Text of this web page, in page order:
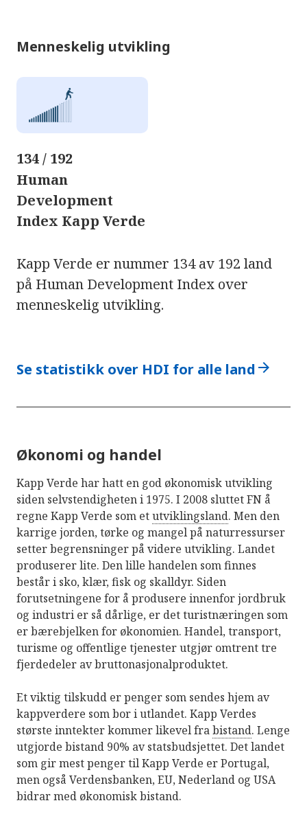
Menneskelig utvikling
134 / 192
Human
Development
Index Kapp Verde
Kapp Verde er nummer 134 av 192 land
på Human Development Index over
menneskelig utvikling.
Se statistikk over HDI for alle land arrow_forward
Økonomi og handel
Kapp Verde har hatt en god økonomisk utvikling
siden selvstendigheten i 1975. I 2008 sluttet FN å
regne Kapp Verde som etutviklingsland. Men den
karrige jorden, tørke og mangel på naturressurser
setter begrensninger på videre utvikling. Landet
produserer lite. Den lille handelen som finnes
består i sko, klær, fisk og skalldyr. Siden
forutsetningene for å produsere innenfor jordbruk
og industri er så dårlige, er det turistnæringen som
er bærebjelken for økonomien. Handel, transport,
turisme og offentlige tjenester utgjør omtrent tre
fjerdedeler av bruttonasjonalproduktet.
Et viktig tilskudd er penger som sendes hjem av
kappverdere som bor i utlandet. Kapp Verdes
største inntekter kommer likevel frabistand. Lenge
utgjorde bistand 90% av statsbudsjettet. Det landet
som gir mest penger til Kapp Verde er Portugal,
men også Verdensbanken, EU, Nederland og USA
bidrar med økonomisk bistand.